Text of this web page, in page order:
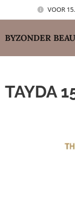
VOOR
BYZONDER
TAYDA